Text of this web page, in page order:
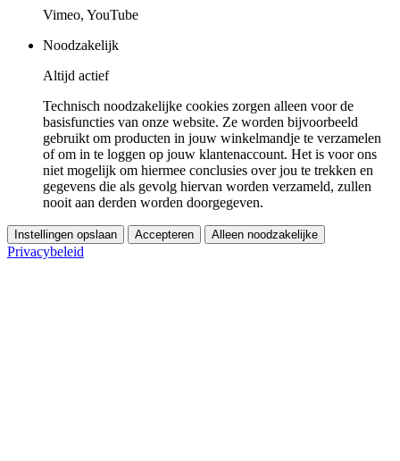
Vimeo, YouTube
Noodzakelijk
Altijd actief
Technisch noodzakelijke cookies zorgen alleen voor de
basisfuncties van onze website. Ze worden bijvoorbeeld
gebruikt om producten in jouw winkelmandje te verzamelen
of om in te loggen op jouw klantenaccount. Het is voor ons
niet mogelijk om hiermee conclusies over jou te trekken en
gegevens die als gevolg hiervan worden verzameld, zullen
nooit aan derden worden doorgegeven.
Instellingen opslaan Accepteren Alleen noodzakelijke
Privacybeleid